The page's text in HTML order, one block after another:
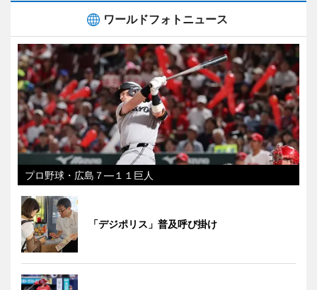
ワールドフォトニュース
プロ野球・広島７―１１巨人
「デジポリス」普及呼び掛け